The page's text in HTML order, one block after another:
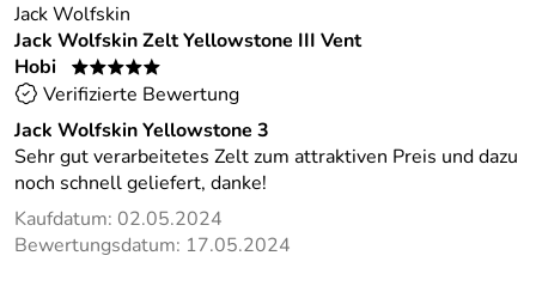
Jack Wolfskin
Jack Wolfskin Zelt Yellowstone III Vent
Hobi
*****
Verifizierte Bewertung
Jack Wolfskin Yellowstone 3
Sehr gut verarbeitetes Zelt zum attraktiven Preis und dazu
noch schnell geliefert, danke!
Kaufdatum: 02.05.2024
Bewertungsdatum: 17.05.2024